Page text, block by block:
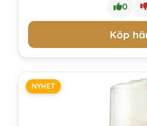
0
Köp
NYHET